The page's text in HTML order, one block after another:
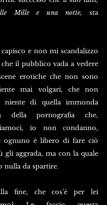
Mille e una notte, sta
e non mi scandalizzo
il pubblico vada a vedere
erotiche che non sono
mai volgari, che non
niente di quella immonda
della pornografia che,
io non condanno,
ognuno è libero di fare ciò
gli aggrada, ma con la quale
nulla da spartire.
fine, che cos’è per lei